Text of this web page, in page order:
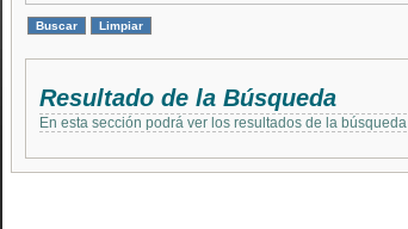
Resultado de la Búsqueda
En esta sección podrá ver los resultados de la búsqueda